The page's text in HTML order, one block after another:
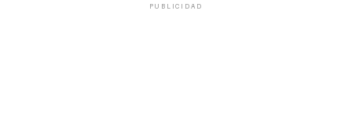
PUBLICIDAD